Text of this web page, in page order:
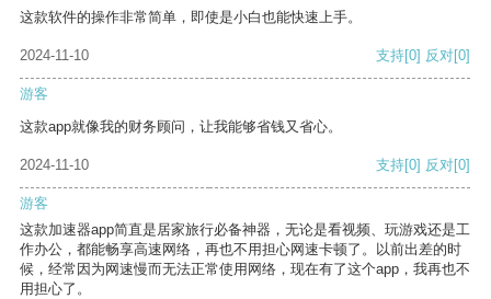
这款软件的操作非常简单，即使是小白也能快速上手。
2024-11-10 支持[0] 反对[0]
游客
这款app就像我的财务顾问，让我能够省钱又省心。
2024-11-10 支持[0] 反对[0]
游客
这款加速器app简直是居家旅行必备神器，无论是看视频、玩游戏还是工
作办公，都能畅享高速网络，再也不用担心网速卡顿了。以前出差的时
候，经常因为网速慢而无法正常使用网络，现在有了这个app，我再也不
用担心了。